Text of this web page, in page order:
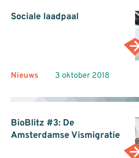
Sociale laadpaal
Nieuws 3 oktober 2018
BioBlitz #3: De
Amsterdamse Vismigratie